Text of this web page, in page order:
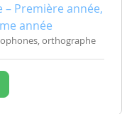
– Première année,
année
orthographe